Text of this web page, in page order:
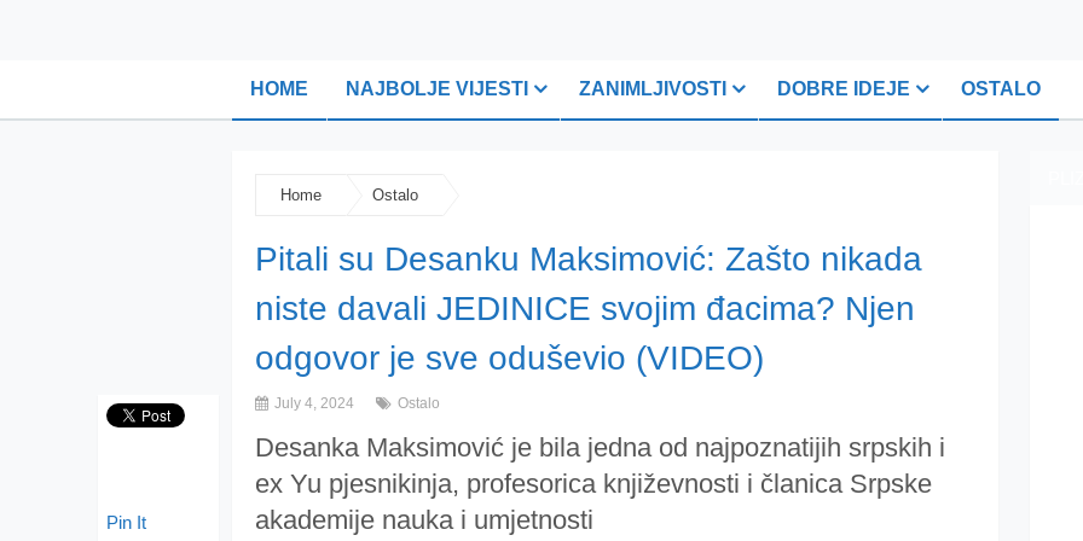
HOME NAJBOLJE VIJESTI ZANIMLJIVOSTI DOBRE IDEJE OSTALO
Home Ostalo
Pitali su Desanku Maksimović: Zašto nikada
niste davali JEDINICE svojim đacima? Njen
odgovor je sve oduševio (VIDEO)
July 4, 2024 Ostalo
Desanka Maksimović je bila jedna od najpoznatijih srpskih i
ex Yu pjesnikinja, profesorica književnosti i članica Srpske
akademije nauka i umjetnosti
Pin It